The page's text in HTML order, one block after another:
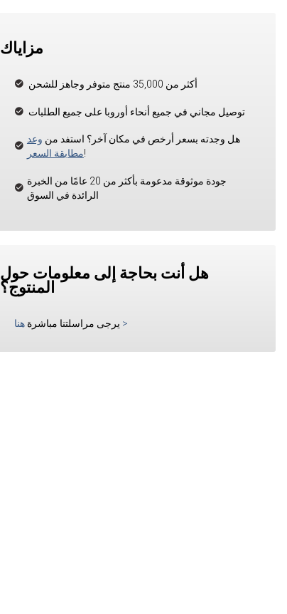
مزاياك
أكثر من 35,000 منتج متوفر وجاهز للشحن
توصيل مجاني في جميع أنحاء أوروبا على جميع الطلبات
هل وجدته بسعر أرخص في مكان آخر؟ استفد من وعد
مطابقة السعر!
جودة موثوقة مدعومة بأكثر من 20 عامًا من الخبرة
الرائدة في السوق
هل أنت بحاجة إلى معلومات حول
المنتوج؟
يرجى مراسلتنا مباشرة هنا >